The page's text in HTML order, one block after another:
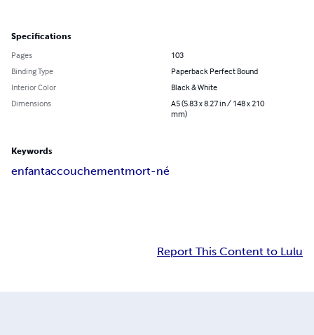
Specifications
Pages
103
Binding Type
Paperback Perfect Bound
Interior Color
Black & White
Dimensions
A5 (5.83 x 8.27 in / 148 x 210
mm)
Keywords
enfantaccouchementmort-né
Report This Content to Lulu